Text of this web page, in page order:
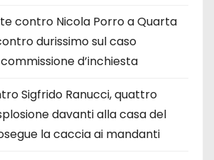
contro Nicola Porro a Quarta
durissimo sul caso
d’inchiesta
Sigfrido Ranucci, quattro
davanti alla casa del
la caccia ai mandanti